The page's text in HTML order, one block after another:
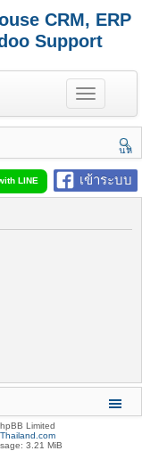
CRM, ERP
Support
T
o
g
e
n
a
v
g
นห
า
เข้าระบบ
LINE
Limited
3.21 MiB